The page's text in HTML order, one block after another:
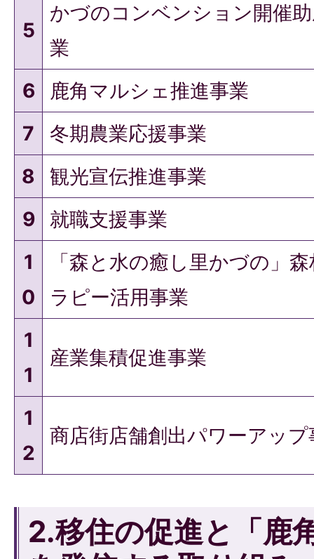
5
かづのコンベンション開催
業
6
鹿角マルシェ推進事業
7
冬期農業応援事業
8
観光宣伝推進事業
9
就職支援事業
1
0
「森と水の癒し里かづの」
ラピー活用事業
1
1
産業集積促進事業
1
2
商店街店舗創出パワーアップ
2.移住の促進と「鹿